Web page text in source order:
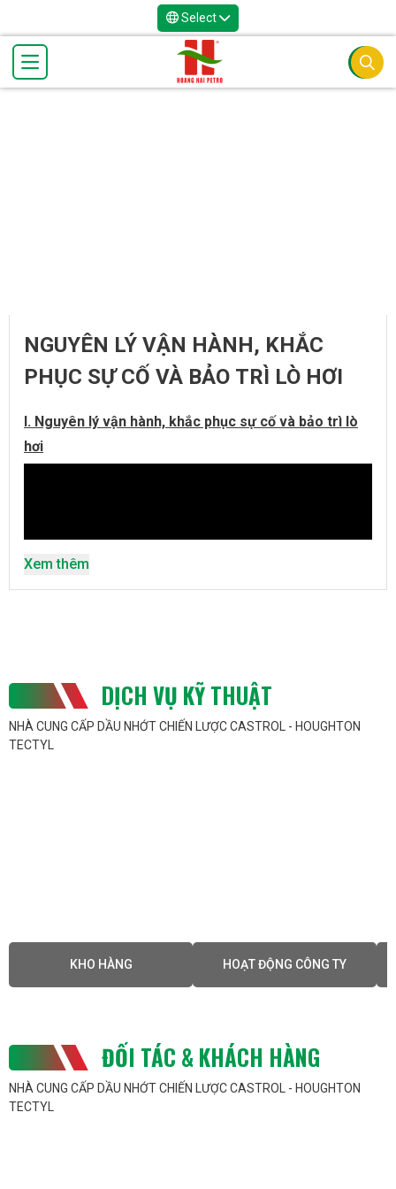
Select
NGUYÊN LÝ VẬN HÀNH, KHẮC
PHỤC SỰ CỐ VÀ BẢO TRÌ LÒ HƠI
I. Nguyên lý vận hành, khắc phục sự cố và bảo trì lò
hơi
Xem thêm
DỊCH VỤ KỸ THUẬT
NHÀ CUNG CẤP DẦU NHỚT CHIẾN LƯỢC CASTROL - HOUGHTON
TECTYL
KHO HÀNG HOẠT ĐỘNG CÔNG TY
ĐỐI TÁC & KHÁCH HÀNG
NHÀ CUNG CẤP DẦU NHỚT CHIẾN LƯỢC CASTROL - HOUGHTON
TECTYL